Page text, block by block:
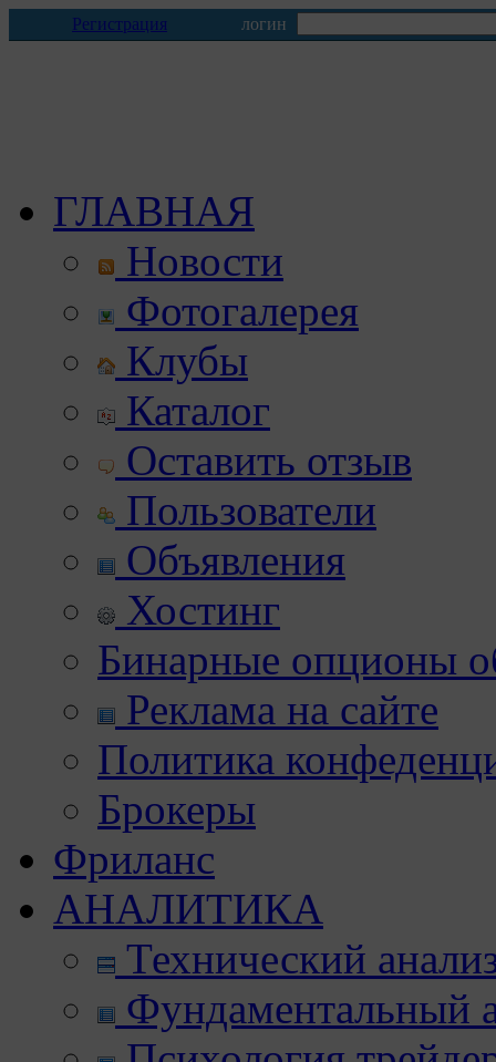
Регистрация логин
ГЛАВНАЯ
Новости
Фотогалерея
Клубы
Каталог
Оставить отзыв
Пользователи
Объявления
Хостинг
Бинарные опционы
Реклама на сайте
Политика
Брокеры
Фриланс
АНАЛИТИКА
Технический
Фундаментальный